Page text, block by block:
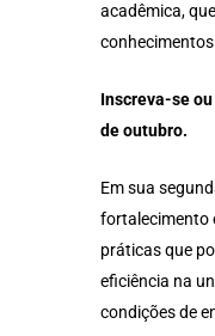
acadêmica,
Inscreva-se
de outubro.
Em sua
fortalecimento
práticas que
eficiência na
condições de